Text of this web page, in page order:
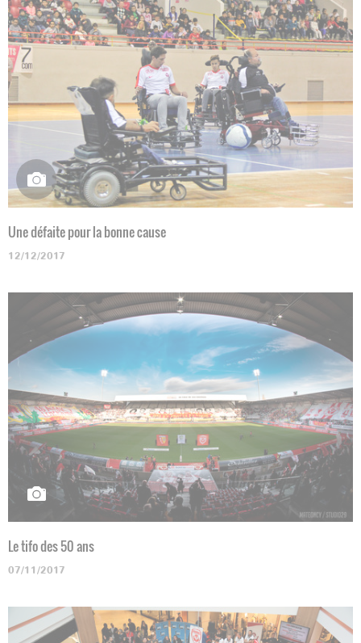
Une défaite pour la bonne cause
12/12/2017
Le tifo des 50 ans
07/11/2017